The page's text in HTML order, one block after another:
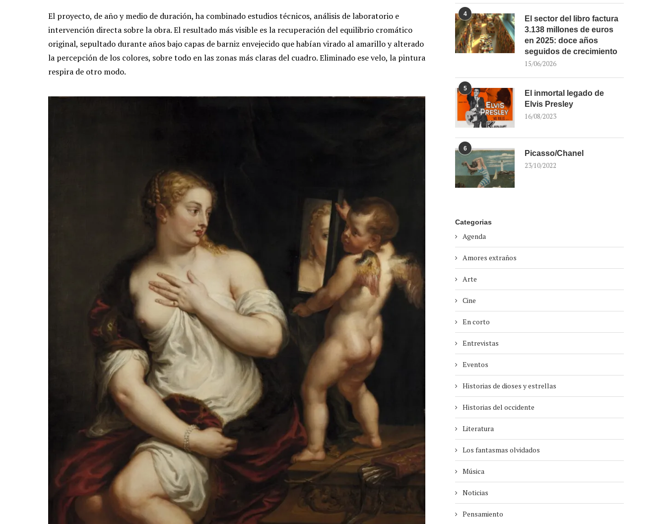
El proyecto, de año y medio de duración, ha combinado estudios técnicos, análisis de laboratorio e
intervención directa sobre la obra. El resultado más visible es la recuperación del equilibrio cromático
original, sepultado durante años bajo capas de barniz envejecido que habían virado al amarillo y alterado
la percepción de los colores, sobre todo en las zonas más claras del cuadro. Eliminado ese velo, la pintura
respira de otro modo.
4
El sector del libro factura
3.138 millones de euros
en 2025: doce años
seguidos de crecimiento
15/06/2026
5
El inmortal legado de
Elvis Presley
16/08/2023
6
Picasso/Chanel
23/10/2022
Categorias
Agenda
Amores extraños
Arte
Cine
En corto
Entrevistas
Eventos
Historias de dioses y estrellas
Historias del occidente
Literatura
Los fantasmas olvidados
Música
Noticias
Pensamiento